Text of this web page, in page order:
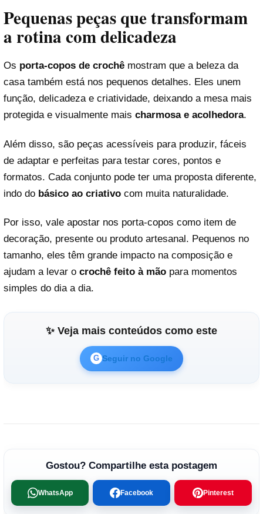
Pequenas peças que transformam
a rotina com delicadeza
Os porta-copos de crochê mostram que a beleza da
casa também está nos pequenos detalhes. Eles unem
função, delicadeza e criatividade, deixando a mesa mais
protegida e visualmente mais charmosa e acolhedora.
Além disso, são peças acessíveis para produzir, fáceis
de adaptar e perfeitas para testar cores, pontos e
formatos. Cada conjunto pode ter uma proposta diferente,
indo do básico ao criativo com muita naturalidade.
Por isso, vale apostar nos porta-copos como item de
decoração, presente ou produto artesanal. Pequenos no
tamanho, eles têm grande impacto na composição e
ajudam a levar o crochê feito à mão para momentos
simples do dia a dia.
✨ Veja mais conteúdos como este
G Seguir no Google
Gostou? Compartilhe esta postagem
WhatsApp Facebook Pinterest